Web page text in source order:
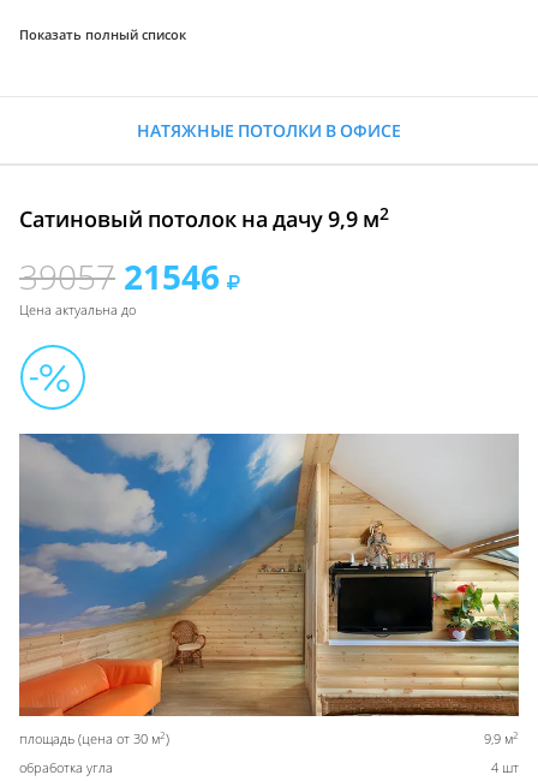
Показать полный список
НАТЯЖНЫЕ ПОТОЛКИ В ОФИСЕ
Сатиновый потолок на дачу 9,9 м2
39057 21546
Цена актуальна до
площадь (цена от 30 м2) 9,9 м2
обработка угла 4 шт